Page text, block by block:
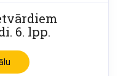
6. lpp.